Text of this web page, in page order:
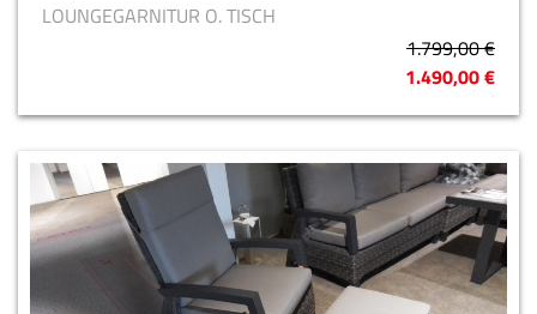
LOUNGEGARNITUR O. TISCH
1.799,00 €
1.490,00 €